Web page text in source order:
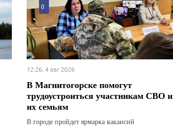
0
12:26, 4 авг 2026
В Магнитогорске помогут
трудоустроиться участникам СВО и
их семьям
В городе пройдет ярмарка вакансий